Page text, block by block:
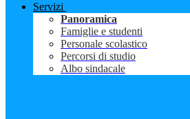
Servizi
Panoramica
Famiglie e studenti
Personale scolastico
Percorsi di studio
Albo sindacale